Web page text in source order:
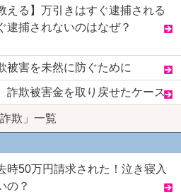
える】万引きはすぐ逮捕される
逮捕されないのはなぜ？
被害を未然に防ぐために
詐欺被害金を取り戻せたケース
詐欺」一覧
時50万円請求された！泣き寝入
の？